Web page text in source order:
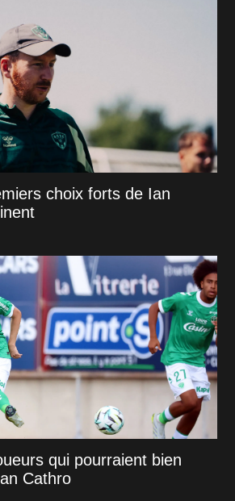
choix forts de Ian
qui pourraient bien
Cathro